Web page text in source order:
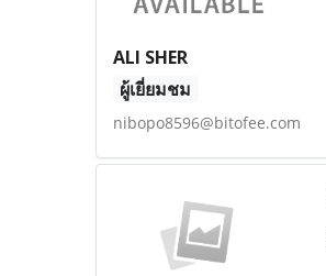
ALI SHER
ผู้เยี่ยมชม
nibopo8596@bitofee.com